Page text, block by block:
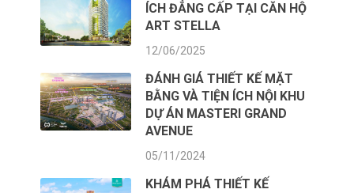
ÍCH ĐẲNG CẤP TẠI CĂN HỘ
ART STELLA
12/06/2025
ĐÁNH GIÁ THIẾT KẾ MẶT
BẰNG VÀ TIỆN ÍCH NỘI KHU
DỰ ÁN MASTERI GRAND
AVENUE
05/11/2024
KHÁM PHÁ THIẾT KẾ